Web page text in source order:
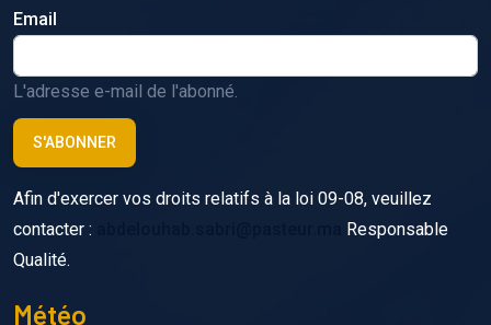
Email
L'adresse e-mail de l'abonné.
Afin d'exercer vos droits relatifs à la loi 09-08, veuillez
contacter :
Responsable
Qualité.
Météo